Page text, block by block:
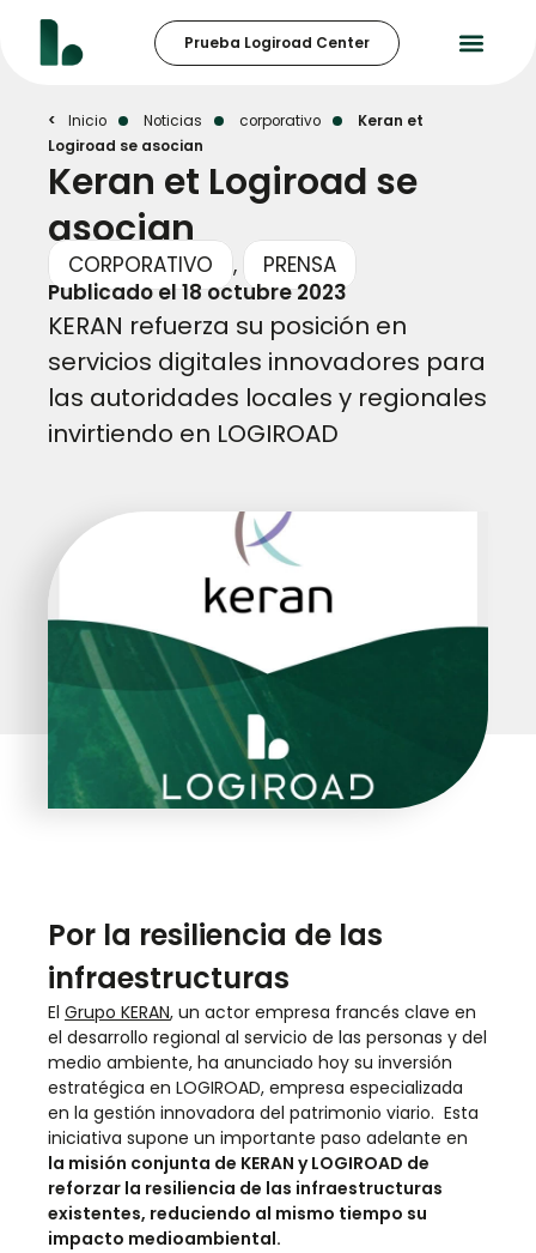
Prueba Logiroad Center
Inicio Noticias corporativo
Keran et
Logiroad se asocian
Keran et Logiroad se
asocian
CORPORATIVO ,
PRENSA
Publicado el18 octubre 2023
KERAN refuerza su posición en
servicios digitales innovadores para
las autoridades locales y regionales
invirtiendo en LOGIROAD
Por la resiliencia de las
infraestructuras
El Grupo KERAN, un actor empresa francés clave en
el desarrollo regional al servicio de las personas y del
medio ambiente, ha anunciado hoy su inversión
estratégica en LOGIROAD, empresa especializada
en la gestión innovadora del patrimonio viario. Esta
iniciativa supone un importante paso adelante en
la misión conjunta de KERAN y LOGIROAD de
reforzar la resiliencia de las infraestructuras
existentes, reduciendo al mismo tiempo su
impacto medioambiental.